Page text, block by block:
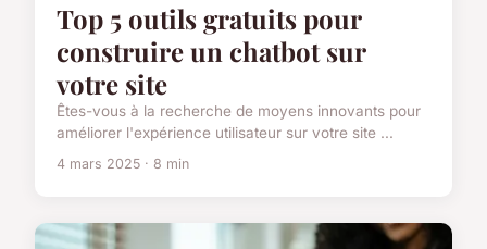
Top 5 outils gratuits pour
construire un chatbot sur
votre site
Êtes-vous à la recherche de moyens innovants pour
améliorer l'expérience utilisateur sur votre site ...
4 mars 2025 · 8 min